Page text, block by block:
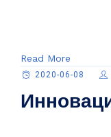
Read More
2020-06-08